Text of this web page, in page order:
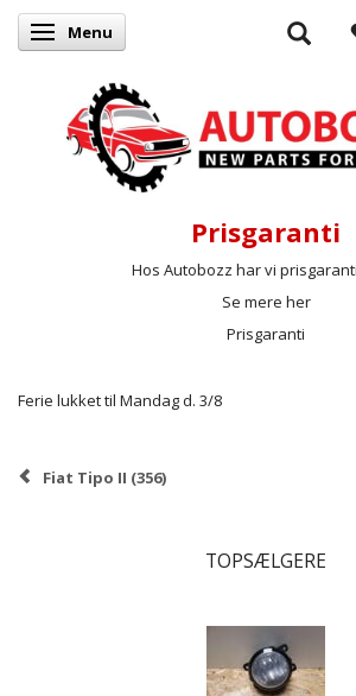
Skifte navigation
Menu
Prisgaranti
Hos Autobozz har vi
Se mere her
Prisgaranti
Ferie lukket til Mandag d. 3/8
Fiat Tipo II (356)
TOPSÆLGERE